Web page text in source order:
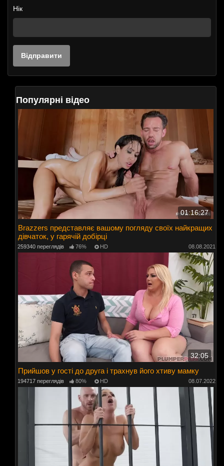
Нік
Популярні відео
01:16:27
Brazzers представляє вашому погляду своїх найкращих
дівчаток, у гарячій добірці
259340 переглядів 76% HD 08.08.2021
32:05
Прийшов у гості до друга і трахнув його хтиву мамку
194717 переглядів 80% HD 08.07.2022